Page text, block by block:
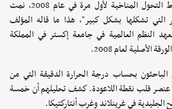
"منذ أن قمت بتقييم نقاط التحول المناخية لأول مرة في عام 2008، نمت
التي تشكلها بشكل كبير"، هذا ما قاله المؤلف
النظم العالمية في جامعة إكستر في المملكة
الأصلية لعام 2008.
الباحثون بحساب درجة الحرارة الدقيقة التي من
عنصر قلب نقطة اللاعودة. كشف تحليلهم أن خمسة
في غرينلاند وغرب أنتاركتيكا.